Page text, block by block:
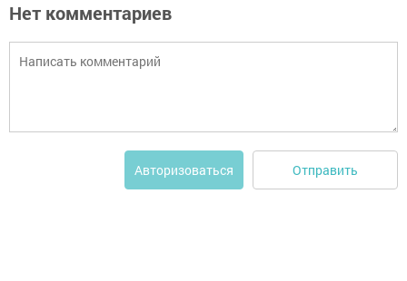
Нет комментариев
Авторизоваться Отправить